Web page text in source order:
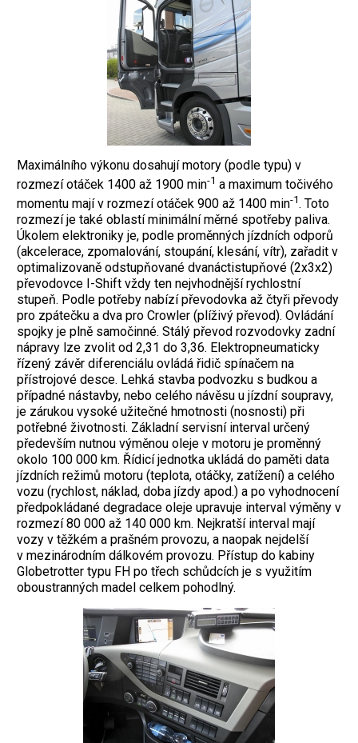
Maximálního výkonu dosahují motory (podle typu) v
rozmezí otáček 1400 až 1900 min-1 a maximum točivého
momentu mají v rozmezí otáček 900 až 1400 min-1. Toto
rozmezí je také oblastí minimální měrné spotřeby paliva.
Úkolem elektroniky je, podle proměnných jízdních odporů
(akcelerace, zpomalování, stoupání, klesání, vítr), zařadit v
optimalizovaně odstupňované dvanáctistupňové (2x3x2)
převodovce I-Shift vždy ten nejvhodnější rychlostní
stupeň. Podle potřeby nabízí převodovka až čtyři převody
pro zpátečku a dva pro Crowler (plíživý převod). Ovládání
spojky je plně samočinné. Stálý převod rozvodovky zadní
nápravy lze zvolit od 2,31 do 3,36. Elektropneumaticky
řízený závěr diferenciálu ovládá řidič spínačem na
přístrojové desce. Lehká stavba podvozku s budkou a
případné nástavby, nebo celého návěsu u jízdní soupravy,
je zárukou vysoké užitečné hmotnosti (nosnosti) při
potřebné životnosti. Základní servisní interval určený
především nutnou výměnou oleje v motoru je proměnný
okolo 100 000 km. Řídicí jednotka ukládá do paměti data
jízdních režimů motoru (teplota, otáčky, zatížení) a celého
vozu (rychlost, náklad, doba jízdy apod.) a po vyhodnocení
předpokládané degradace oleje upravuje interval výměny v
rozmezí 80 000 až 140 000 km. Nejkratší interval mají
vozy v těžkém a prašném provozu, a naopak nejdelší
v mezinárodním dálkovém provozu. Přístup do kabiny
Globetrotter typu FH po třech schůdcích je s využitím
oboustranných madel celkem pohodlný.